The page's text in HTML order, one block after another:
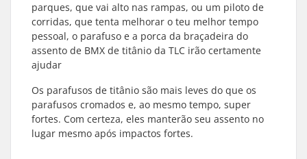
parques, que vai alto nas rampas, ou um piloto de
corridas, que tenta melhorar o teu melhor tempo
pessoal, o parafuso e a porca da braçadeira do
assento de BMX de titânio da TLC irão certamente
ajudar
Os parafusos de titânio são mais leves do que os
parafusos cromados e, ao mesmo tempo, super
fortes. Com certeza, eles manterão seu assento no
lugar mesmo após impactos fortes.